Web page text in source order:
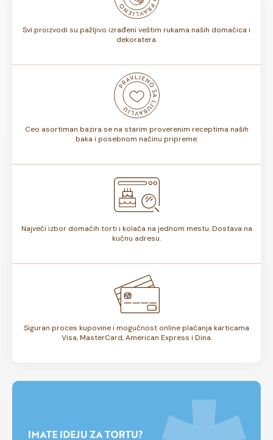
Svi proizvodi su pažljivo izrađeni veštim rukama naših domaćica i
dekoratera.
Ceo asortiman bazira se na starim proverenim receptima naših
baka i posebnom načinu pripreme.
Najveći izbor domaćih torti i kolača na jednom mestu. Dostava na
kućnu adresu.
Siguran proces kupovine i mogućnost online plaćanja karticama
Visa, MasterCard, American Express i Dina.